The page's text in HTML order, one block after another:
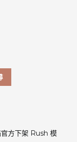
方下架 Rush 模